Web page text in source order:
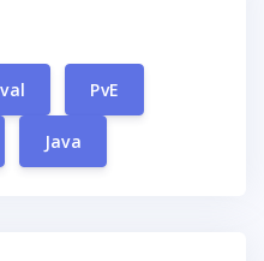
PvE
Java